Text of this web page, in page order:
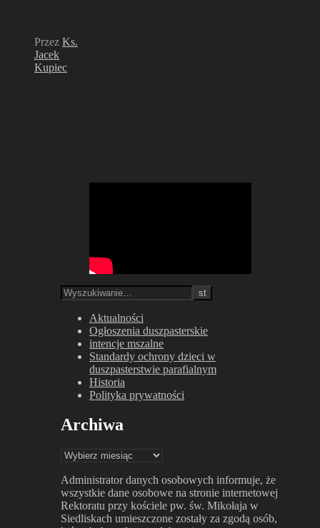
Przez Ks.
Jacek
Kupiec
Aktualności
Ogłoszenia duszpasterskie
intencje mszalne
Standardy ochrony dzieci w
duszpasterstwie parafialnym
Historia
Polityka prywatności
Archiwa
Archiwa
Administrator danych osobowych informuje, że
wszystkie dane osobowe na stronie internetowej
Rektoratu przy kościele pw. św. Mikołaja w
Siedliskach umieszczone zostały za zgodą osób,